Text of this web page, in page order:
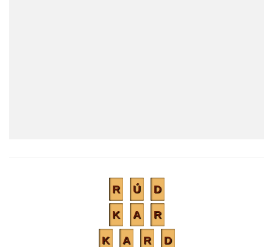
R Ú D
K A R
K A R D